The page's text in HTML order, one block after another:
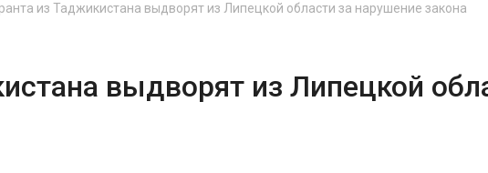
из Таджикистана выдворят из Липецкой области за нарушение закона
выдворят из Липецкой